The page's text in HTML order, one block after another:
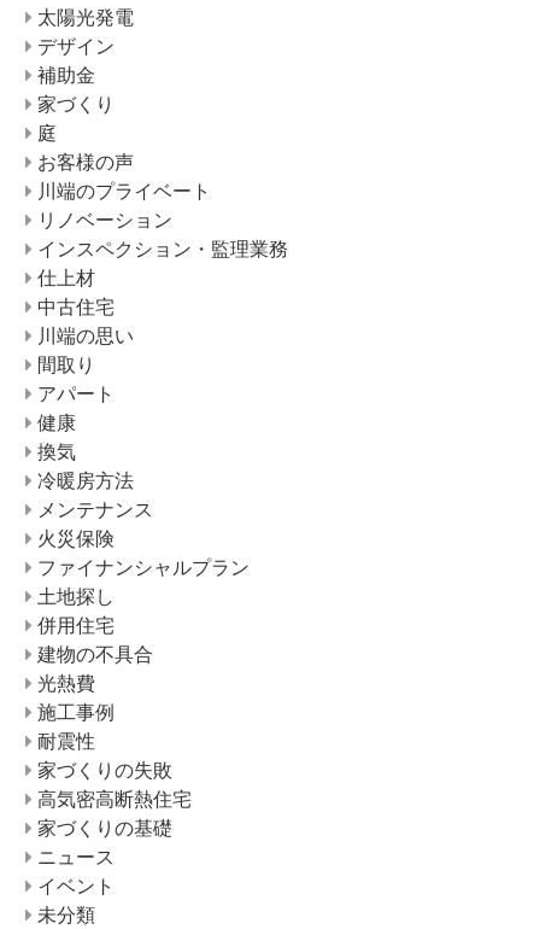
太陽光発電
デザイン
補助金
家づくり
庭
お客様の声
川端のプライベート
リノベーション
インスペクション・監理業務
仕上材
中古住宅
川端の思い
間取り
アパート
健康
換気
冷暖房方法
メンテナンス
火災保険
ファイナンシャルプラン
土地探し
併用住宅
建物の不具合
光熱費
施工事例
耐震性
家づくりの失敗
高気密高断熱住宅
家づくりの基礎
ニュース
イベント
未分類